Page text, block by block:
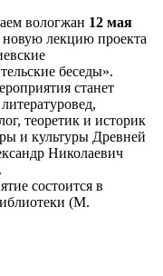
вологжан 12 мая
новую лекцию проекта
беседы».
станет
теоретик и историк
и культуры Древней
Николаевич
состоится в
(М.